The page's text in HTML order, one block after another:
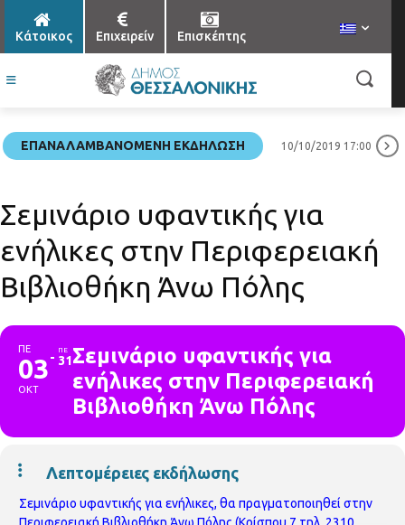
Κάτοικος Επιχειρείν Επισκέπτης
ΕΠΑΝΑΛΑΜΒΑΝΌΜΕΝΗ ΕΚΔΉΛΩΣΗ 10/10/2019 17:00
Σεμινάριο υφαντικής για
ενήλικες στην Περιφερειακή
Βιβλιοθήκη Άνω Πόλης
ΠΕ
03
ΟΚΤ
ΠΕ
31Σεμινάριο υφαντικής για
ενήλικες στην Περιφερειακή
Βιβλιοθήκη Άνω Πόλης
Λεπτομέρειες εκδήλωσης
Σεμινάριο υφαντικής για ενήλικες, θα πραγματοποιηθεί στην